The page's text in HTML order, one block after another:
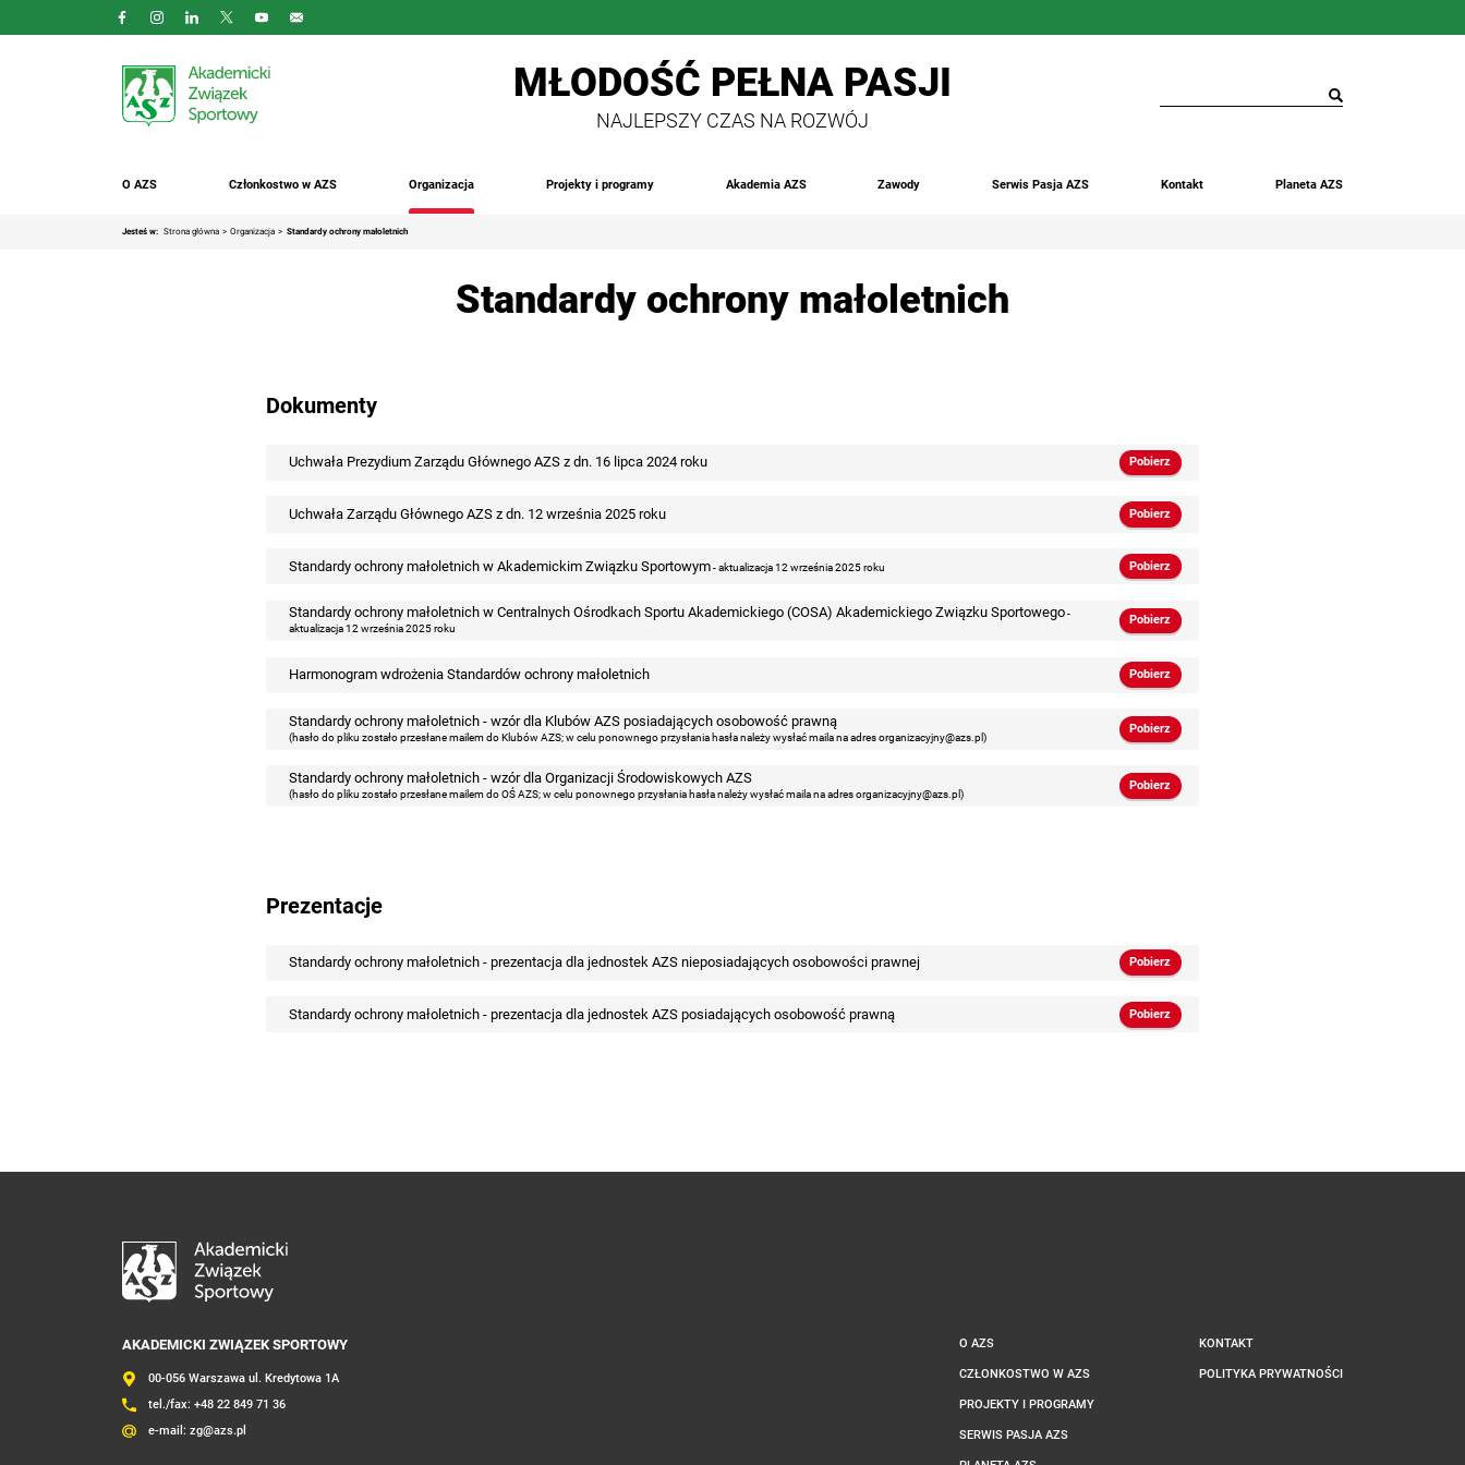
MŁODOŚĆ PEŁNA PASJI
NAJLEPSZY CZAS NA ROZWÓJ
O AZS Członkostwo w AZS Organizacja Projekty i programy Akademia AZS Zawody Serwis Pasja AZS Kontakt Planeta AZS
Jesteś w: Strona główna Organizacja Standardy ochrony małoletnich
Standardy ochrony małoletnich
Dokumenty
Uchwała Prezydium Zarządu Głównego AZS z dn. 16 lipca 2024 roku Pobierz
Uchwała Zarządu Głównego AZS z dn. 12 września 2025 roku Pobierz
Standardy ochrony małoletnich w Akademickim Związku Sportowym- aktualizacja 12 września 2025 roku Pobierz
Standardy ochrony małoletnich w Centralnych Ośrodkach Sportu Akademickiego (COSA) Akademickiego Związku Sportowego-
aktualizacja 12 września 2025 roku
Pobierz
Harmonogram wdrożenia Standardów ochrony małoletnich Pobierz
Standardy ochrony małoletnich - wzór dla Klubów AZS posiadających osobowość prawną
(hasło do pliku zostało przesłane mailem do Klubów AZS; w celu ponownego przysłania hasła należy wysłać maila na adres organizacyjny@azs.pl)
Pobierz
Standardy ochrony małoletnich - wzór dla Organizacji Środowiskowych AZS
(hasło do pliku zostało przesłane mailem do OŚ AZS; w celu ponownego przysłania hasła należy wysłać maila na adres organizacyjny@azs.pl)
Pobierz
Prezentacje
Standardy ochrony małoletnich - prezentacja dla jednostek AZS nieposiadających osobowości prawnej Pobierz
Standardy ochrony małoletnich - prezentacja dla jednostek AZS posiadających osobowość prawną Pobierz
AKADEMICKI ZWIĄZEK SPORTOWY
00-056 Warszawa ul. Kredytowa 1A
tel./fax: +48 22 849 71 36
e-mail: zg@azs.pl
O AZS
CZŁONKOSTWO W AZS
PROJEKTY I PROGRAMY
SERWIS PASJA AZS
KONTAKT
POLITYKA PRYWATNOŚCI